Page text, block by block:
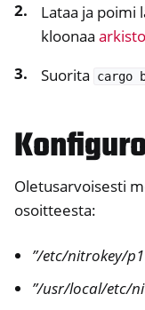
navigation of
navigation of
navigation of
Lataa ja poimi
kloonaa arkisto
Suorita
cargo
Oletusarvoisesti
osoitteesta:
”/etc/nitrokey/
”/usr/local/etc/